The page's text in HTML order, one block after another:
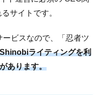
サイトです。
ビスなので、「忍者ツ
Shinobiライティングを利
あります。